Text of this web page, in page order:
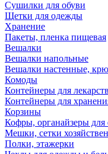
Сушилки для обуви
Щетки для одежды
Хранение
Пакеты, пленка пищевая
Вешалки
Вешалки напольные
Вешалки настенные,
Комоды
Контейнеры для лекарств
Контейнеры для
Корзины
Кофры, органайзеры
Мешки, сетки
Полки, этажерки